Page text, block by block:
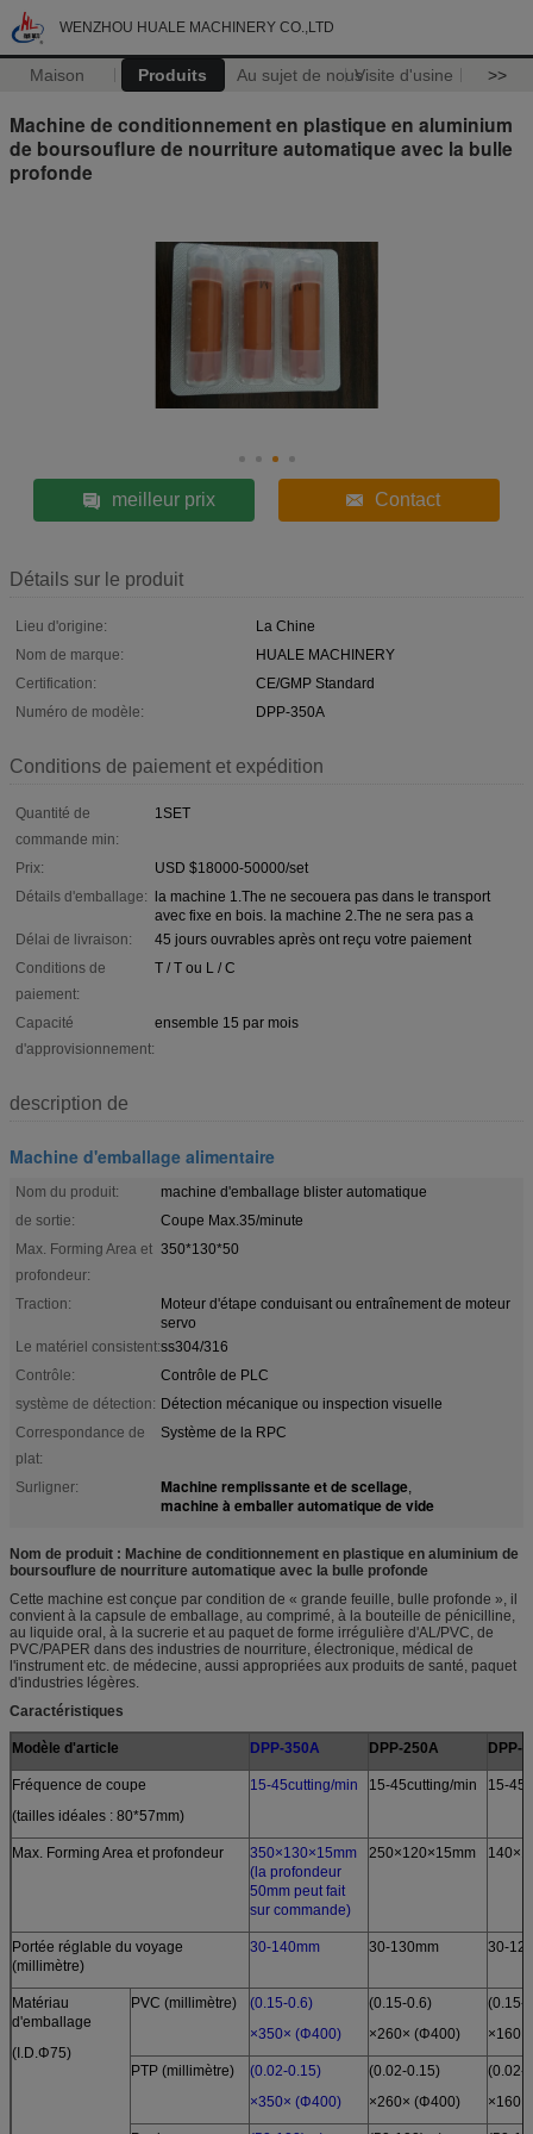
WENZHOU HUALE MACHINERY CO.,LTD
Maison Produits Au sujet de nousVisite d'usine >>
Machine de conditionnement en plastique en aluminium
de boursouflure de nourriture automatique avec la bulle
profonde
meilleur prix Contact
Détails sur le produit
Lieu d'origine:
La Chine
Nom de marque:
HUALE MACHINERY
Certification:
CE/GMP Standard
Numéro de modèle:
DPP-350A
Conditions de paiement et expédition
Quantité de
commande min:
1SET
Prix:
USD $18000-50000/set
Détails d'emballage: la machine 1.The ne secouera pas dans le transport
avec fixe en bois. la machine 2.The ne sera pas a
Délai de livraison:
45 jours ouvrables après ont reçu votre paiement
Conditions de
paiement:
T / T ou L / C
Capacité
d'approvisionnement:
ensemble 15 par mois
description de
Machine d'emballage alimentaire
Nom du produit:
machine d'emballage blister automatique
de sortie:
Coupe Max.35/minute
Max. Forming Area et
profondeur:
350*130*50
Traction:
Moteur d'étape conduisant ou entraînement de moteur
servo
Le matériel consistent:ss304/316
Contrôle:
Contrôle de PLC
système de détection: Détection mécanique ou inspection visuelle
Correspondance de
plat:
Système de la RPC
Surligner: Machine remplissante et de scellage,
machine à emballer automatique de vide
Nom de produit : Machine de conditionnement en plastique en aluminium de
boursouflure de nourriture automatique avec la bulle profonde
Cette machine est conçue par condition de « grande feuille, bulle profonde », il
convient à la capsule de emballage, au comprimé, à la bouteille de pénicilline,
au liquide oral, à la sucrerie et au paquet de forme irrégulière d'AL/PVC, de
PVC/PAPER dans des industries de nourriture, électronique, médical de
l'instrument etc. de médecine, aussi appropriées aux produits de santé, paquet
d'industries légères.
Caractéristiques
Modèle d'article DPP-350A DPP-250A DPP-
Fréquence de coupe
(tailles idéales : 80*57mm)
15-45cutting/min 15-45cutting/min 15-
Max. Forming Area et profondeur
350×130×15mm
(la profondeur
50mm peut fait
sur commande)
250×120×15mm
Portée réglable du voyage
(millimètre)
30-140mm 30-130mm 30-
Matériau
d'emballage
(I.D.Φ75)
PVC (millimètre)
(0.15-0.6)
×350× (Φ400)
(0.15-0.6)
×260× (Φ400)
(0.15-
PTP (millimètre)
(0.02-0.15)
×350× (Φ400)
(0.02-0.15)
×260× (Φ400)
(0.02-